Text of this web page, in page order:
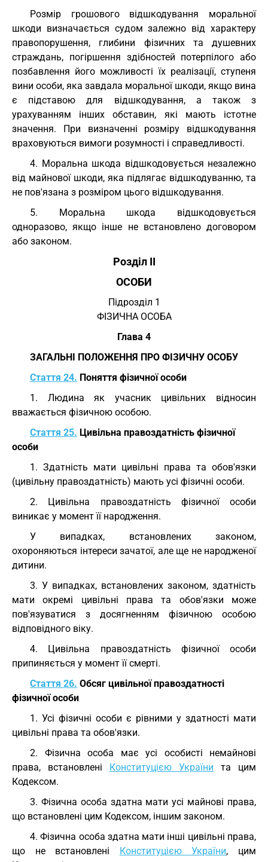
Розмір грошового відшкодування моральної
шкоди визначається судом залежно від характеру
правопорушення, глибини фізичних та душевних
страждань, погіршення здібностей потерпілого або
позбавлення його можливості їх реалізації, ступеня
вини особи, яка завдала моральної шкоди, якщо вина
є підставою для відшкодування, а також з
урахуванням інших обставин, які мають істотне
значення. При визначенні розміру відшкодування
враховуються вимоги розумності і справедливості.
4. Моральна шкода відшкодовується незалежно
від майнової шкоди, яка підлягає відшкодуванню, та
не пов'язана з розміром цього відшкодування.
5. Моральна шкода відшкодовується
одноразово, якщо інше не встановлено договором
або законом.
Розділ II
ОСОБИ
Підрозділ 1
ФІЗИЧНА ОСОБА
Глава 4
ЗАГАЛЬНІ ПОЛОЖЕННЯ ПРО ФІЗИЧНУ ОСОБУ
Стаття 24. Поняття фізичної особи
1. Людина як учасник цивільних відносин
вважається фізичною особою.
Стаття 25. Цивільна правоздатність фізичної
особи
1. Здатність мати цивільні права та обов'язки
(цивільну правоздатність) мають усі фізичні особи.
2. Цивільна правоздатність фізичної особи
виникає у момент її народження.
У випадках, встановлених законом,
охороняються інтереси зачатої, але ще не народженої
дитини.
3. У випадках, встановлених законом, здатність
мати окремі цивільні права та обов'язки може
пов'язуватися з досягненням фізичною особою
відповідного віку.
4. Цивільна правоздатність фізичної особи
припиняється у момент її смерті.
Стаття 26. Обсяг цивільної правоздатності
фізичної особи
1. Усі фізичні особи є рівними у здатності мати
цивільні права та обов'язки.
2. Фізична особа має усі особисті немайнові
права, встановлені Конституцією України та цим
Кодексом.
3. Фізична особа здатна мати усі майнові права,
що встановлені цим Кодексом, іншим законом.
4. Фізична особа здатна мати інші цивільні права,
що не встановлені Конституцією України, цим